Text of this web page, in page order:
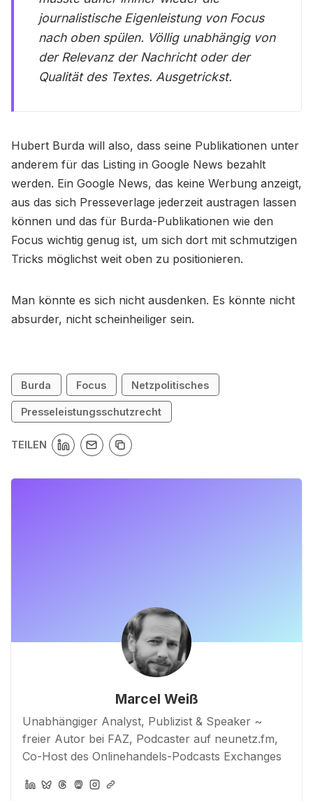
journalistische Eigenleistung von Focus
nach oben spülen. Völlig unabhängig von
der Relevanz der Nachricht oder der
Qualität des Textes. Ausgetrickst.
Hubert Burda will also, dass seine Publikationen unter
anderem für das Listing in Google News bezahlt
werden. Ein Google News, das keine Werbung anzeigt,
aus das sich Presseverlage jederzeit austragen lassen
können und das für Burda-Publikationen wie den
Focus wichtig genug ist, um sich dort mit schmutzigen
Tricks möglichst weit oben zu positionieren.
Man könnte es sich nicht ausdenken. Es könnte nicht
absurder, nicht scheinheiliger sein.
Burda Focus Netzpolitisches
Presseleistungsschutzrecht
TEILEN
Marcel Weiß
Unabhängiger Analyst, Publizist & Speaker ~
freier Autor bei FAZ, Podcaster auf neunetz.fm,
Co-Host des Onlinehandels-Podcasts Exchanges